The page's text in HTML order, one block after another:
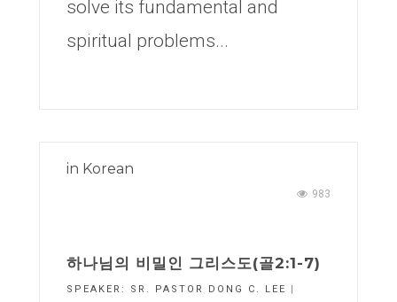
solve its fundamental and
spiritual problems...
in Korean
983
하나님의 비밀인 그리스도(골2:1-7)
SPEAKER: SR. PASTOR DONG C. LEE
|